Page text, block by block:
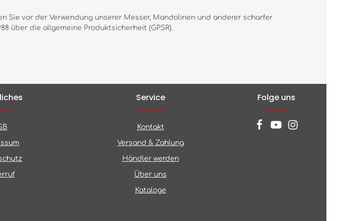
vor der Verwendung unserer Messer, Mandolinen und anderer scharfer
über die allgemeine Produktsicherheit (GPSR).
Service
Kontakt
Versand & Zahlung
Händler werden
Über uns
Kataloge
Folge uns